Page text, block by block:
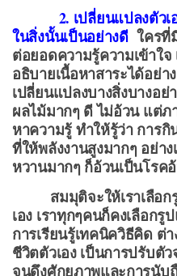
2. เปลี่ยนแปลงตัวเอง
ในสิ่งนั้นเป็นอย่างดีใครที่
ต่อยอดความรู้ความเข้าใ
อธิบายเนื้อหาสาระได้อย่
เปลี่ยนแปลงบางสิ่งบางอย่
ผลไม้มากๆ ดี ไม่อ้วน แต่
หาความรู้ ทำให้รู้ว่า การ
ที่ให้พลังงานสูงมากๆ อย่า
หวานมากๆ ก็อ้วนเป็นโรค
สมมุติจะให้เราเลือกรู
เอง เราทุกๆคนก็คงเลือก
การเรียนรู้เทคนิควิธีคิด ต่
ชีวิตตัวเอง เป็นการปรับตั
จนดึงศักยภาพและการนับ